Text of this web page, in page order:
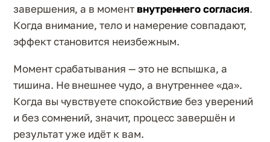
завершения, а в моментвнутреннего согласия.
Когда внимание, тело и намерение совпадают,
эффект становится неизбежным.
Момент срабатывания — это не вспышка, а
тишина. Не внешнее чудо, а внутреннее «да».
Когда вы чувствуете спокойствие без уверений
и без сомнений, значит, процесс завершён и
результат уже идёт к вам.